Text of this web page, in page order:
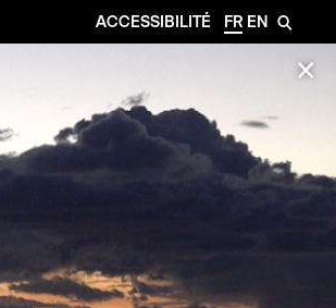
ACCESSIBILITÉ FR EN 🔎
✕